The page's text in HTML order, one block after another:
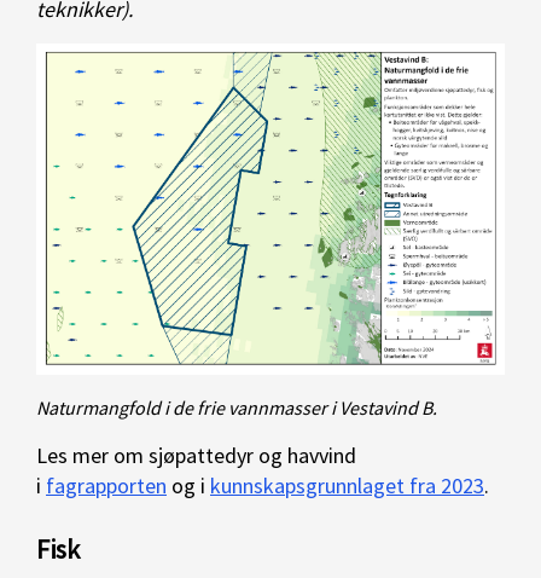
teknikker).
Naturmangfold i de frie vannmasser i Vestavind B.
Les mer om sjøpattedyr og havvind
i fagrapporten og i kunnskapsgrunnlaget fra 2023.
Fisk